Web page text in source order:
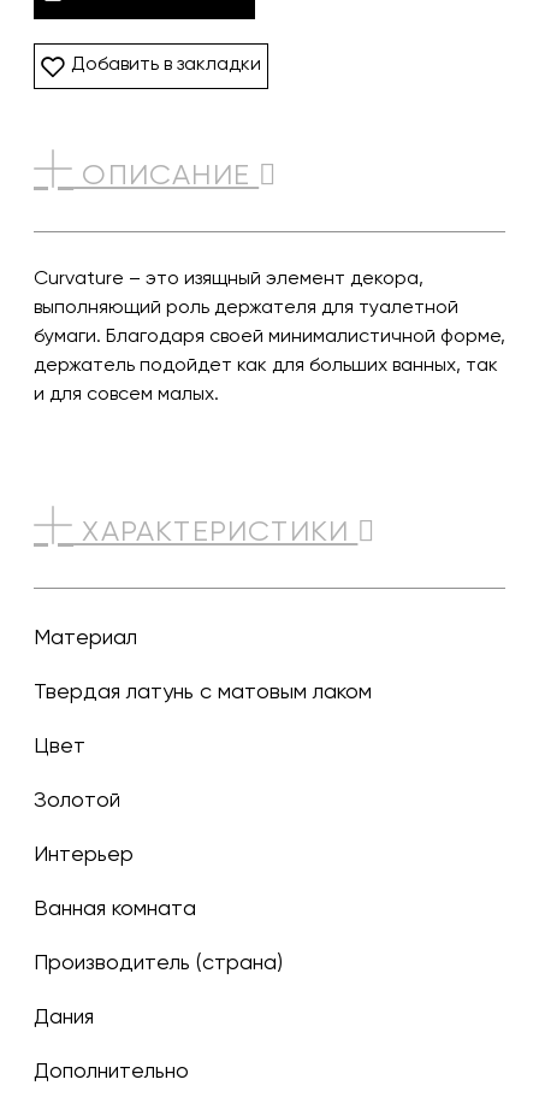
Добавить в закладки
ОПИСАНИЕ
Curvature – это изящный элемент декора,
выполняющий роль держателя для туалетной
бумаги. Благодаря своей минималистичной форме,
держатель подойдет как для больших ванных, так
и для совсем малых.
ХАРАКТЕРИСТИКИ
Материал
Твердая латунь с матовым лаком
Цвет
золотой
Интерьер
Ванная комната
Производитель (страна)
Дания
Дополнительно